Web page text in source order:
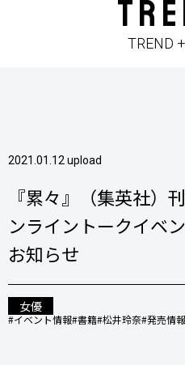
TREND
2021.01.12 upload
『累々』（集英社
ンライントークイベ
お知らせ
女優
#イベント情報#書籍#松井玲奈#発売情報